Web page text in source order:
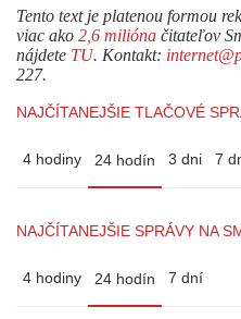
Tento text je platenou formou
viac ako 2,6 milióna čitateľov
nájdete TU. Kontakt:
227.
NAJČÍTANEJŠIE TLAČOVÉ
4 hodiny 24 hodín 3 dni 7
NAJČÍTANEJŠIE SPRÁVY NA
4 hodiny 24 hodín 7 dní